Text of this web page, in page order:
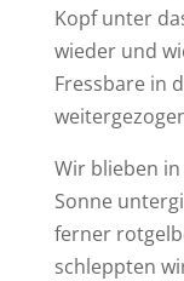
Kopf unter
wieder und
Fressbare in
Wir blieben in
Sonne
ferner
schleppten